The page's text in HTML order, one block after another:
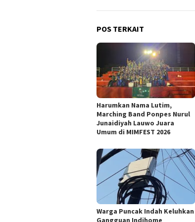
POS TERKAIT
Harumkan Nama Lutim,
Marching Band Ponpes Nurul
Junaidiyah Lauwo Juara
Umum di MIMFEST 2026
Warga Puncak Indah Keluhkan
Gangguan Indihome